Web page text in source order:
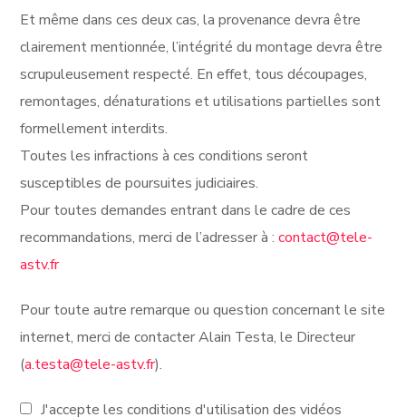
Et même dans ces deux cas, la provenance devra être
clairement mentionnée, l’intégrité du montage devra être
scrupuleusement respecté. En effet, tous découpages,
remontages, dénaturations et utilisations partielles sont
formellement interdits.
Toutes les infractions à ces conditions seront
susceptibles de poursuites judiciaires.
Pour toutes demandes entrant dans le cadre de ces
recommandations, merci de l’adresser à :contact@tele-
astv.fr
Pour toute autre remarque ou question concernant le site
internet, merci de contacter Alain Testa, le Directeur
(a.testa@tele-astv.fr).
J'accepte les conditions d'utilisation des vidéos